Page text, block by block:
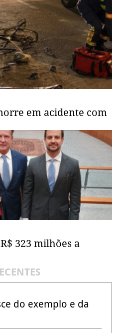
em acidente com
323 milhões a
do exemplo e da